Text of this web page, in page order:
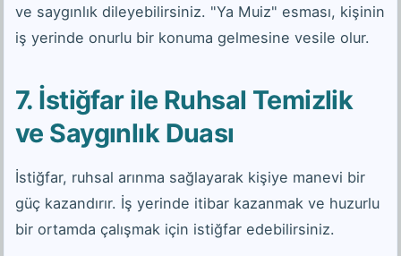
ve saygınlık dileyebilirsiniz. "Ya Muiz" esması, kişinin
iş yerinde onurlu bir konuma gelmesine vesile olur.
7. İstiğfar ile Ruhsal Temizlik
ve Saygınlık Duası
İstiğfar, ruhsal arınma sağlayarak kişiye manevi bir
güç kazandırır. İş yerinde itibar kazanmak ve huzurlu
bir ortamda çalışmak için istiğfar edebilirsiniz.